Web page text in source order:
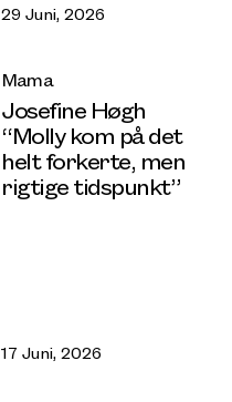
29 Juni, 2026
Mama
Josefine Høgh
“Molly kom på det
helt forkerte, men
rigtige tidspunkt”
17 Juni, 2026